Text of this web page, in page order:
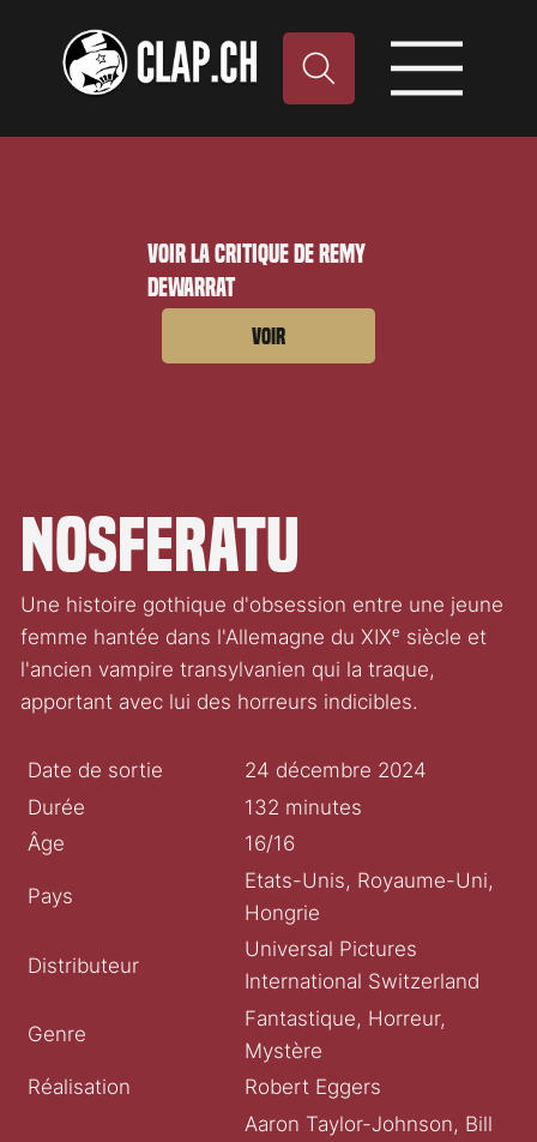
Voir la critique de Remy
Dewarrat
Voir
Nosferatu
Une histoire gothique d'obsession entre une jeune
femme hantée dans l'Allemagne du XIXᵉ siècle et
l'ancien vampire transylvanien qui la traque,
apportant avec lui des horreurs indicibles.
Date de sortie
24 décembre 2024
Durée
132 minutes
Âge
16/16
Pays
Etats-Unis, Royaume-Uni,
Hongrie
Distributeur
Universal Pictures
International Switzerland
Genre
Fantastique, Horreur,
Mystère
Réalisation
Robert Eggers
Aaron Taylor-Johnson, Bill